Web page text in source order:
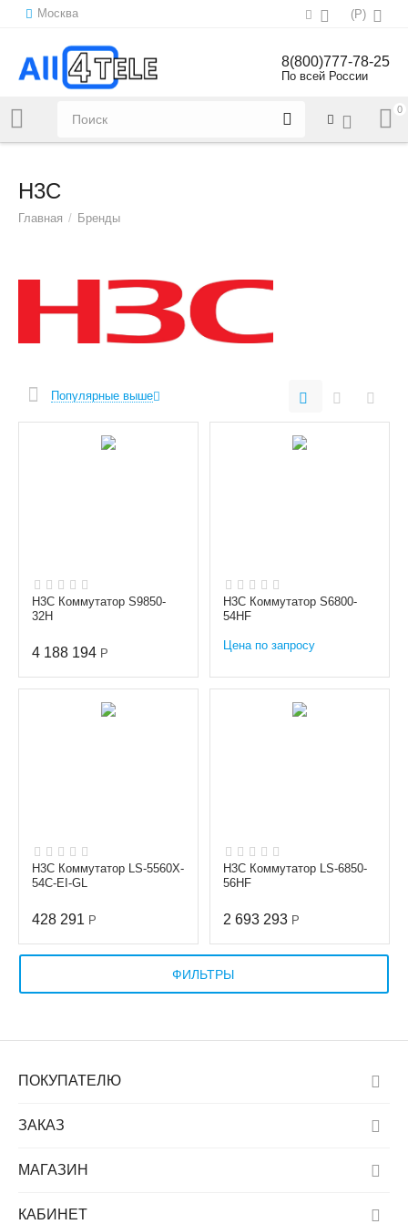
Москва (Р)
Напишите нам:sales@all4tele.com
8(800)777-78-25
По всей России
0
H3C
Главная / Бренды
Популярные выше
H3C Коммутатор S9850-
32H
4 188 194 Р
H3C Коммутатор S6800-
54HF
Цена по запросу
H3C Коммутатор LS-5560X-
54C-EI-GL
428 291 Р
H3C Коммутатор LS-6850-
56HF
2 693 293 Р
ФИЛЬТРЫ
ПОКУПАТЕЛЮ
ЗАКАЗ
МАГАЗИН
КАБИНЕТ